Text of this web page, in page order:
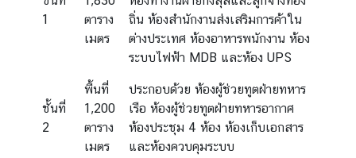
1
ตาราง
เมตร
ถิ่น ห้องสำนักงานส่งเสริมการค้าใน
ต่างประเทศ ห้องอาหารพนักงาน ห้อง
ระบบไฟฟ้า MDB และห้อง UPS
ชั้นที่
2
พื้นที่
1,200
ตาราง
เมตร
ประกอบด้วย ห้องผู้ช่วยทูตฝ่ายทหาร
เรือ ห้องผู้ช่วยทูตฝ่ายทหารอากาศ
ห้องประชุม 4 ห้อง ห้องเก็บเอกสาร
และห้องควบคุมระบบ